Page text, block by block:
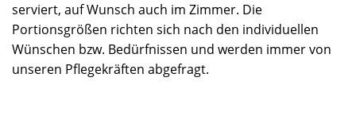
serviert, auf Wunsch auch im Zimmer. Die
Portionsgrößen richten sich nach den individuellen
Wünschen bzw. Bedürfnissen und werden immer von
unseren Pflegekräften abgefragt.